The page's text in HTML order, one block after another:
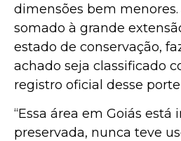
dimensões bem
somado à grande
estado de conservação,
achado seja classificado
registro oficial desse
“Essa área em Goiás está
preservada, nunca teve